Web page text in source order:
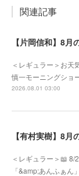
関連記事
【片岡信和】8月
＜レギュラー＞お
慎一モーニングショ
2026.08.01 03:00
【有村実樹】8月
＜レギュラー＞📖
「&amp;あんふぁ